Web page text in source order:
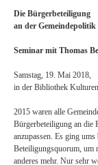
Die Bürgerbeteiligung
an der Gemeindepolitik
Seminar mit Thomas
Samstag, 19. Mai 2018,
in der Bibliothek
2015 waren alle
Bürgerbeteiligung an die
anzupassen. Es ging
Beteiligungsquorum, um
anderes mehr. Nur sehr